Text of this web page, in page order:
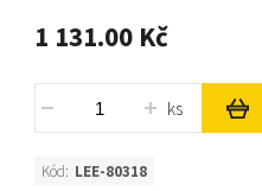
1 131.00 Kč
ks
Kód: LEE-80318